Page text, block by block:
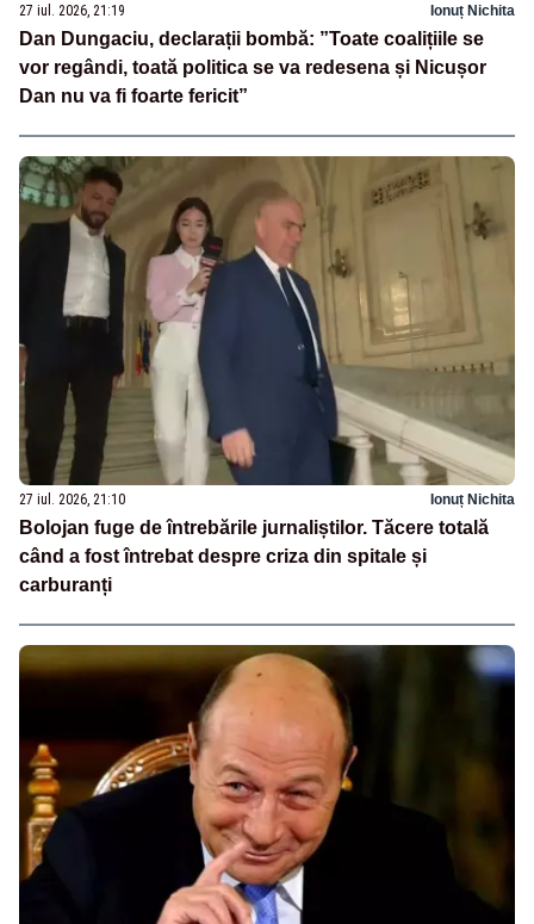
27 iul. 2026, 21:19 Ionuț Nichita
Dan Dungaciu, declarații bombă: ”Toate coalițiile se
vor regândi, toată politica se va redesena și Nicușor
Dan nu va fi foarte fericit”
27 iul. 2026, 21:10 Ionuț Nichita
Bolojan fuge de întrebările jurnaliștilor. Tăcere totală
când a fost întrebat despre criza din spitale și
carburanți